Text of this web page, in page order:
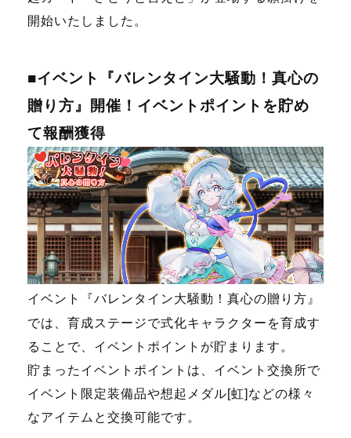
開始いたしました。
■イベント『バレンタイン大騒動！真心の
贈り方』開催！イベントポイントを貯め
て報酬獲得
イベント『バレンタイン大騒動！真心の贈り方』
では、育成ステージで式化キャラクターを育成す
ることで、イベントポイントが貯まります。
貯まったイベントポイントは、イベント交換所で
イベント限定装備品や想起メダル[虹]などの様々
なアイテムと交換可能です。